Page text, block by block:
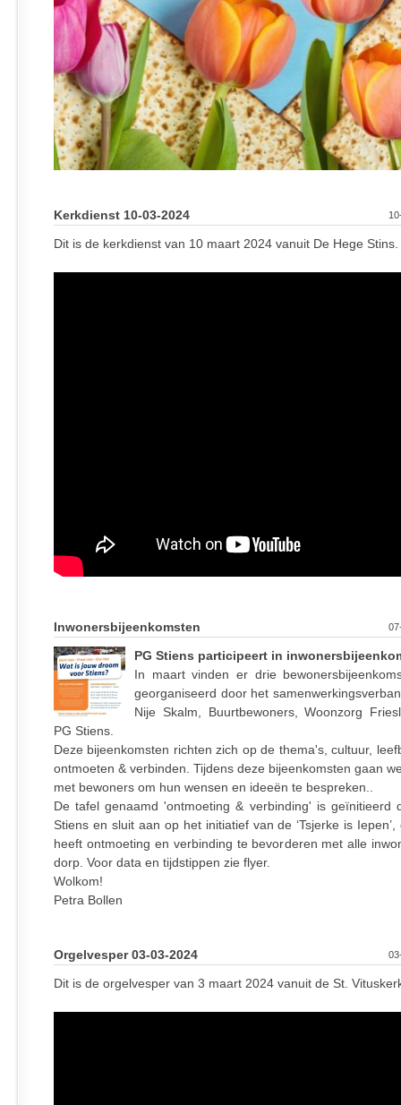
Kerkdienst 10-03-2024
Dit is de kerkdienst van 10 maart 2024 vanuit De Hege Stins.
Inwonersbijeenkomsten
PG Stiens participeert in
In maart vinden er drie
georganiseerd door het
Nije Skalm, Buurtbewoners, Woonzorg
PG Stiens.
Deze bijeenkomsten richten zich op de thema's, cultuur,
ontmoeten & verbinden. Tijdens deze bijeenkomsten gaan
met bewoners om hun wensen en ideeën te bespreken..
De tafel genaamd 'ontmoeting & verbinding' is geïnitieerd
Stiens en sluit aan op het initiatief van de ‘Tsjerke is
heeft ontmoeting en verbinding te bevorderen met alle
dorp. Voor data en tijdstippen zie flyer.
Wolkom!
Petra Bollen
Orgelvesper 03-03-2024
Dit is de orgelvesper van 3 maart 2024 vanuit de St.